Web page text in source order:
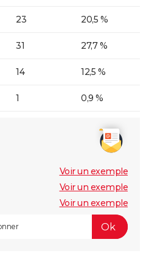
23 20,5 %
31 27,7 %
14 12,5 %
1 0,9 %
Voir un exemple
Voir un exemple
Voir un exemple